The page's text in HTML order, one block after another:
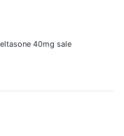
40mg sale